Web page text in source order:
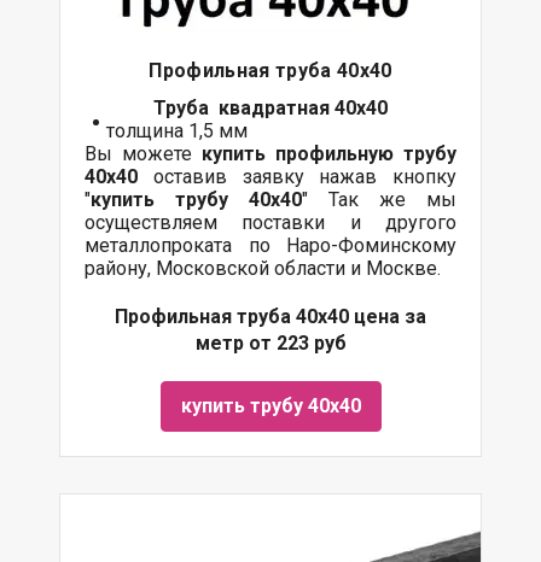
Профильная труба 40х40
Труба квадратная 40х40
толщина 1,5 мм
Вы можете купить профильную трубу
40х40 оставив заявку нажав кнопку
"купить трубу 40х40" Так же мы
осуществляем поставки и другого
металлопроката по Наро-Фоминскому
району, Московской области и Москве.
Профильная труба 40х40 цена за
метр от 223 руб
купить трубу 40х40